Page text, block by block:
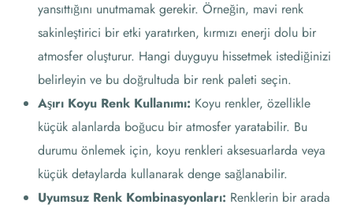
yansıttığını unutmamak gerekir. Örneğin, mavi renk
sakinleştirici bir etki yaratırken, kırmızı enerji dolu bir
atmosfer oluşturur. Hangi duyguyu hissetmek istediğinizi
belirleyin ve bu doğrultuda bir renk paleti seçin.
Aşırı Koyu Renk Kullanımı: Koyu renkler, özellikle
küçük alanlarda boğucu bir atmosfer yaratabilir. Bu
durumu önlemek için, koyu renkleri aksesuarlarda veya
küçük detaylarda kullanarak denge sağlanabilir.
Uyumsuz Renk Kombinasyonları: Renklerin bir arada